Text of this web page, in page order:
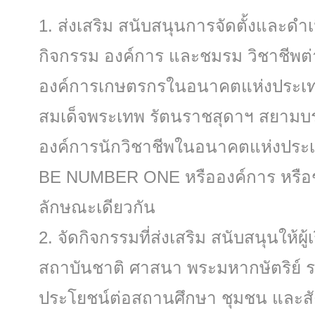
ส่งเสริม สนับสนุนการจัดตั้งและดํ
กิจกรรม องค์การ และชมรม วิชาชีพ
องค์การเกษตรกรในอนาคตแห่งประ
สมเด็จพระเทพ รัตนราชสุดาฯ สยาม
องค์การนักวิชาชีพในอนาคตแห่งประ
BE NUMBER ONE หรือองค์การ ห
ลักษณะเดียวกัน
จัดกิจกรรมที่ส่งเสริม สนับสนุนให้ผู้
สถาบันชาติ ศาสนา พระมหากษัตริย์
ประโยชน์ต่อสถานศึกษา ชุมชน และ